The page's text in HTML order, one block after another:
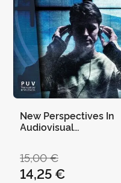
New Perspectives In
Audiovisual
15,00 €
14,25 €